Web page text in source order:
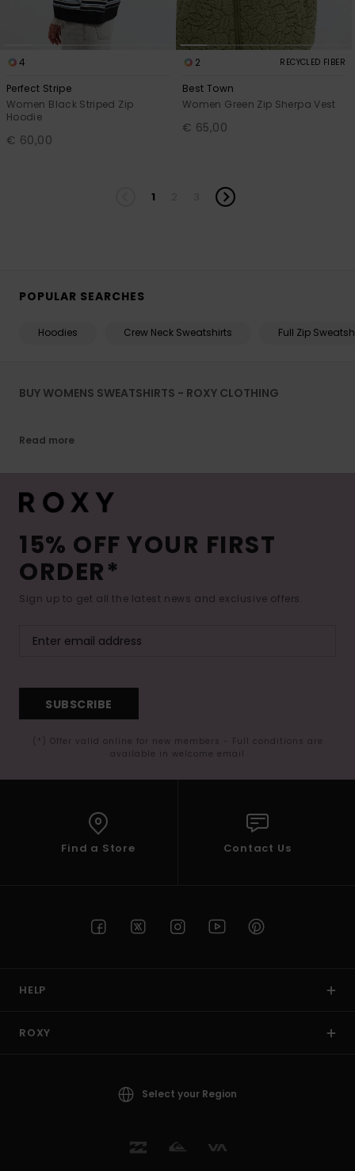
4
Perfect Stripe
Women Black Striped Zip
Hoodie
€ 60,00
2 RECYCLED FIBER
Best Town
Women Green Zip Sherpa Vest
€ 65,00
1
POPULAR SEARCHES
Hoodies Crew Neck Sweatshirts Full Zip
BUY WOMENS SWEATSHIRTS - ROXY CLOTHING
Read more
15% OFF YOUR FIRST
ORDER*
Sign up to get all the latest news and exclusive offers.
SUBSCRIBE
(*) Offer valid online for new members - Full conditions are
available in welcome email
Find a Store Contact Us
HELP
ROXY
Select your Region